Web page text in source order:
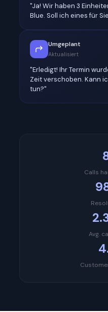
"Ja! Wir haben 3
Blue. Soll ich eines für
Umgeplant
Aktualisiert
"Erledigt! Ihr Termin
Zeit verschoben. Kann
tun?"
Calls
Avg.